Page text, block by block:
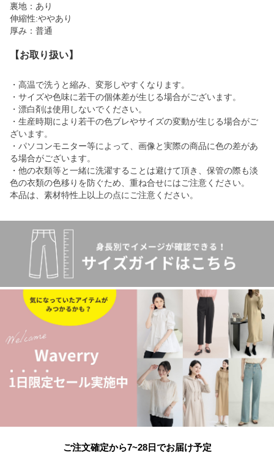
裏地：あり
伸縮性:ややあり
厚み：普通
【お取り扱い】
・高温で洗うと縮み、変形しやすくなります。
・サイズや色味に若干の個体差が生じる場合がございます。
・漂白剤は使用しないでください。
・生産時期により若干の色ブレやサイズの変動が生じる場合がご
ざいます。
・パソコンモニター等によって、画像と実際の商品に色の差があ
る場合がございます。
・他の衣類等と一緒に洗濯することは避けて頂き、保管の際も淡
色の衣類の色移りを防ぐため、重ね合せにはご注意ください。
本品は、素材特性上以上の点にご注意ください。
ご注文確定から7~28日でお届け予定